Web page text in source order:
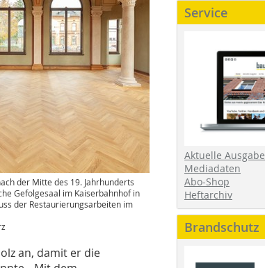
der Mitte des 19. Jahrhunderts
Gefolgesaal im Kaiserbahnhof in
der Restaurierungsarbeiten im
an, damit er die
Service
Aktuelle Ausgabe
Mediadaten
Abo-Shop
Heftarchiv
Brandschutz